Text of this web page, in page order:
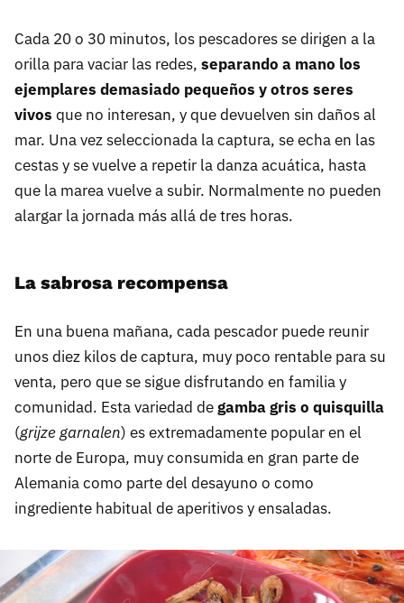
Cada 20 o 30 minutos, los pescadores se dirigen a la
orilla para vaciar las redes, separando a mano los
ejemplares demasiado pequeños y otros seres
vivos que no interesan, y que devuelven sin daños al
mar. Una vez seleccionada la captura, se echa en las
cestas y se vuelve a repetir la danza acuática, hasta
que la marea vuelve a subir. Normalmente no pueden
alargar la jornada más allá de tres horas.
La sabrosa recompensa
En una buena mañana, cada pescador puede reunir
unos diez kilos de captura, muy poco rentable para su
venta, pero que se sigue disfrutando en familia y
comunidad. Esta variedad degamba gris o quisquilla
(grijze garnalen) es extremadamente popular en el
norte de Europa, muy consumida en gran parte de
Alemania como parte del desayuno o como
ingrediente habitual de aperitivos y ensaladas.